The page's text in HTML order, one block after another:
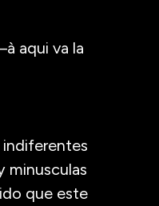
va la
minusculas
que este